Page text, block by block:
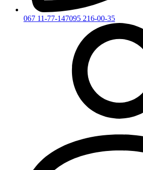
067 11-77-147095 216-00-35